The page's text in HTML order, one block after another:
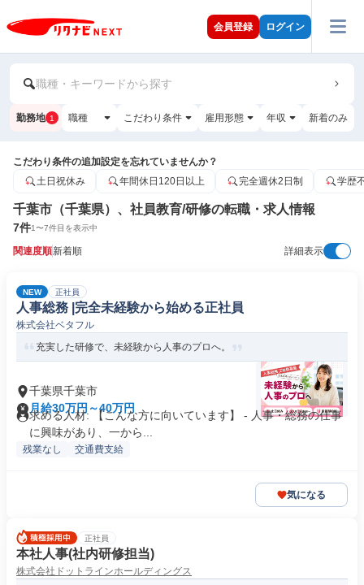
会員登録 ログイン
職種・キーワードから探す
勤務地 1 職種 こだわり条件 雇用形態 年収 新着のみ
こだわり条件の追加設定を忘れていませんか？
土日祝休み
年間休日120日以上 完全週休2日制 学歴
千葉市（千葉県）、社員教育/研修の転職・求人情報
7件1〜7件目を表示中
関連度順新着順 詳細表示
NEW 正社員
人事総務 |完全未経験から始める正社員
株式会社ベタフル
充実した研修で、未経験から人事のプロへ。
千葉県千葉市
月給30万円～40万円
求める人材: 【こんな方に向いています】 - 人事・総務の仕事
に興味があり、一から...
残業なし 交通費支給
気になる
正社員
本社人事(社内研修担当)
株式会社ドットラインホールディングス